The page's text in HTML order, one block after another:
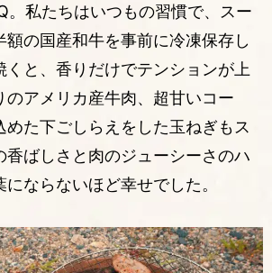
。私たちはいつもの習慣で、スー
額の国産和牛を事前に冷凍保存し
くと、香りだけでテンションが上
のアメリカ産牛肉、超甘いコー
めた下ごしらえをした玉ねぎもス
香ばしさと肉のジューシーさのハ
ならないほど幸せでした。